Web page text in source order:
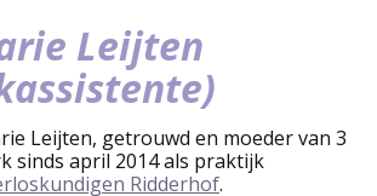
Leijten
Leijten, getrouwd en moeder van 3
sinds april 2014 als praktijk
Ridderhof.